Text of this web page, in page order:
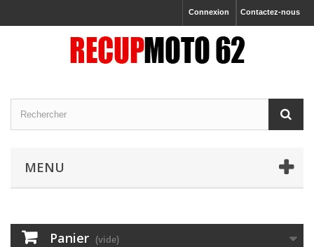
Contactez-nous
Connexion
MENU
Panier (vide)